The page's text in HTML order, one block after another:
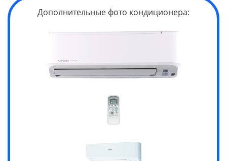
Дополнительные фото кондиционера: